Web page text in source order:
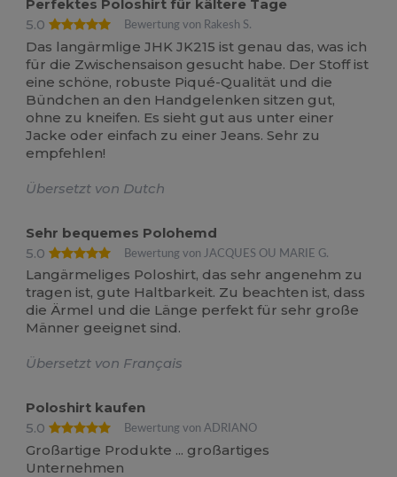
Perfektes Poloshirt für kältere Tage
5.0
Bewertung von Rakesh S.
Das langärmlige JHK JK215 ist genau das, was ich
für die Zwischensaison gesucht habe. Der Stoff ist
eine schöne, robuste Piqué-Qualität und die
Bündchen an den Handgelenken sitzen gut,
ohne zu kneifen. Es sieht gut aus unter einer
Jacke oder einfach zu einer Jeans. Sehr zu
empfehlen!
Übersetzt von Dutch
Sehr bequemes Polohemd
5.0
Bewertung von JACQUES OU MARIE G.
Langärmeliges Poloshirt, das sehr angenehm zu
tragen ist, gute Haltbarkeit. Zu beachten ist, dass
die Ärmel und die Länge perfekt für sehr große
Männer geeignet sind.
Übersetzt von Français
Poloshirt kaufen
5.0
Bewertung von ADRIANO
Großartige Produkte ... großartiges
Unternehmen